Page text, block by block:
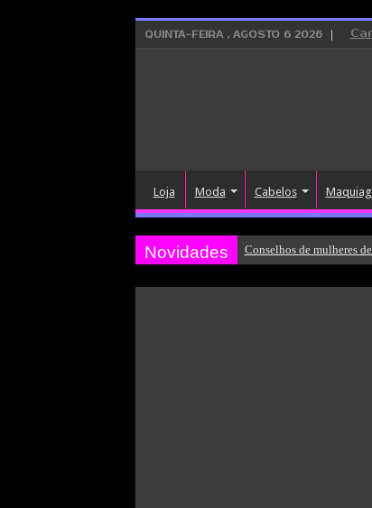
QUINTA-FEIRA , AGOSTO 6 2026
Loja Moda Cabelos
Novidades Conselhos de mulheres